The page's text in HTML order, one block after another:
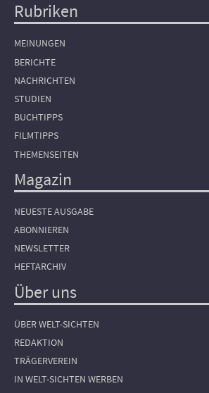
Hauptnavigation
Rubriken
MEINUNGEN
BERICHTE
NACHRICHTEN
STUDIEN
BUCHTIPPS
FILMTIPPS
THEMENSEITEN
Magazin
NEUESTE AUSGABE
ABONNIEREN
NEWSLETTER
HEFTARCHIV
Über uns
ÜBER WELT-SICHTEN
REDAKTION
TRÄGERVEREIN
IN WELT-SICHTEN WERBEN